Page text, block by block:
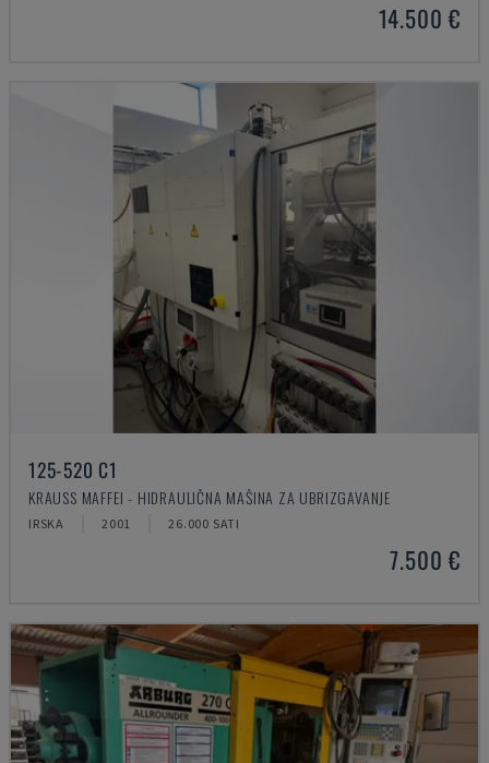
14.500 €
125-520 C1
KRAUSS MAFFEI - HIDRAULIČNA MAŠINA ZA UBRIZGAVANJE
IRSKA 2001 26.000 SATI
7.500 €